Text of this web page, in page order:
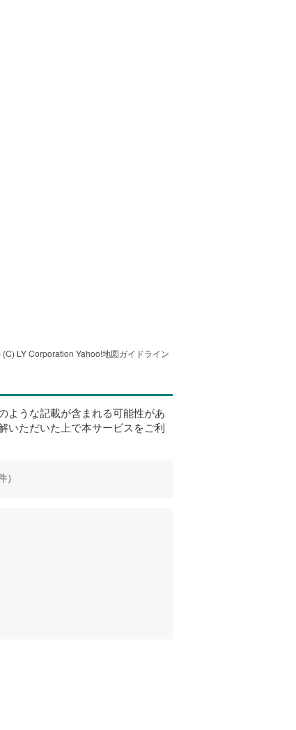
(C) LY Corporation Yahoo!地図ガイドライン
ような記載が含まれる可能性があ
いただいた上で本サービスをご利